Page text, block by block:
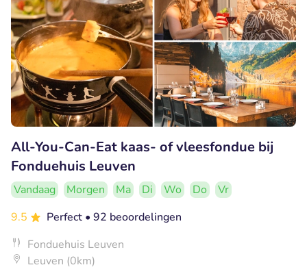
All-You-Can-Eat kaas- of vleesfondue bij
Fonduehuis Leuven
Vandaag Morgen Ma Di Wo Do
Vr
9.5
Perfect • 92 beoordelingen
Fonduehuis Leuven
Leuven (0km)